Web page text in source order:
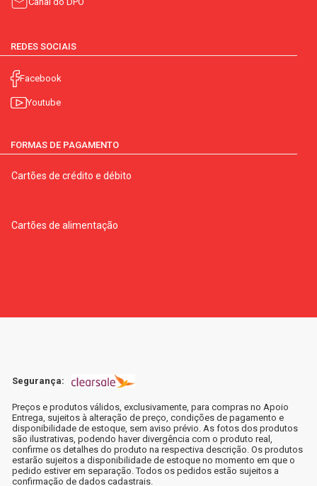
REDES SOCIAIS
Facebook
Youtube
FORMAS DE PAGAMENTO
Cartões de crédito e débito
Cartões de alimentação
Segurança:
Preços e produtos válidos, exclusivamente, para compras no Apoio
Entrega, sujeitos à alteração de preço, condições de pagamento e
disponibilidade de estoque, sem aviso prévio. As fotos dos produtos
são ilustrativas, podendo haver divergência com o produto real,
confirme os detalhes do produto na respectiva descrição. Os produtos
estarão sujeitos a disponibilidade de estoque no momento em que o
pedido estiver em separação. Todos os pedidos estão sujeitos a
confirmação de dados cadastrais.